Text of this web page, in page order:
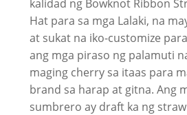
kalidad ng Bowknot Ribbon
Hat para sa mga Lalaki, na
at sukat na iko-customize
ang mga piraso ng palamuti
maging cherry sa itaas para
brand sa harap at gitna. Ang
sumbrero ay draft ka ng